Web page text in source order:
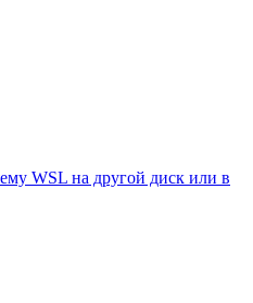
WSL на другой диск или в